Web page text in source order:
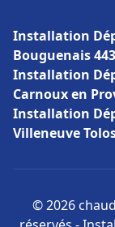
Installation
Bouguenais
Installation
Carnoux en
Installation
Villeneuve
© 2026